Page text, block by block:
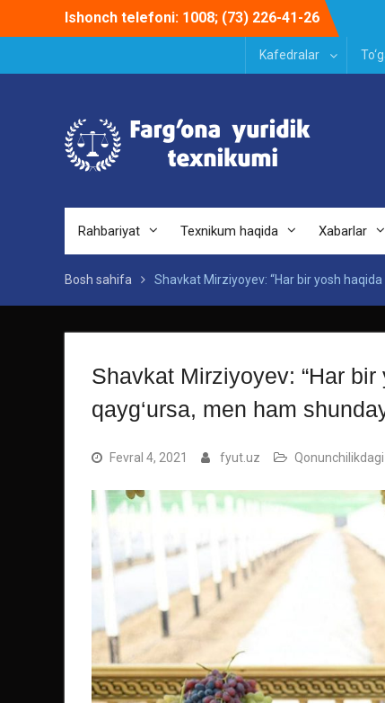
Ishonch telefoni: 1008; (73) 226-41-26
Kafedralar
Rahbariyat Texnikum haqida Xabarlar
Bosh sahifa Shavkat Mirziyoyev: “Har bir yosh
Shavkat Mirziyoyev: “Har
qayg‘ursa, men ham
Fevral 4, 2021 fyut.uz